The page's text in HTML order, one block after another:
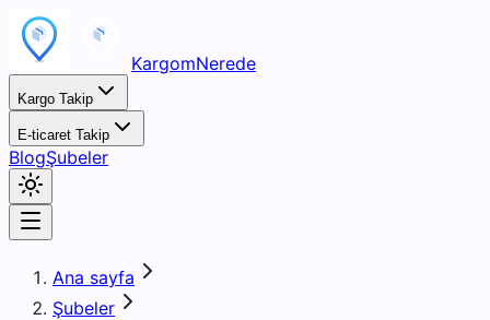
KargomNerede
Kargo Takip
E-ticaret Takip
BlogŞubeler
Ana sayfa
Şubeler